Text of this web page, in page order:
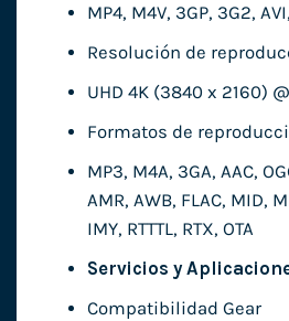
MP4, M4V, 3GP, 3G2,
Resolución de
UHD 4K (3840 x 2160)
Formatos de
MP3, M4A, 3GA, AAC,
AMR, AWB, FLAC, MID,
IMY, RTTTL, RTX, OTA
Servicios y
Compatibilidad Gear